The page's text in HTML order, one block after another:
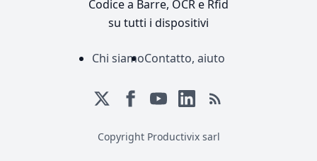
Chi siamoContatto, aiuto
Copyright Productivix sarl